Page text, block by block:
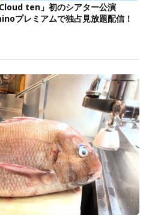
ten」初のシアター公演
プレミアムで独占見放題配信！